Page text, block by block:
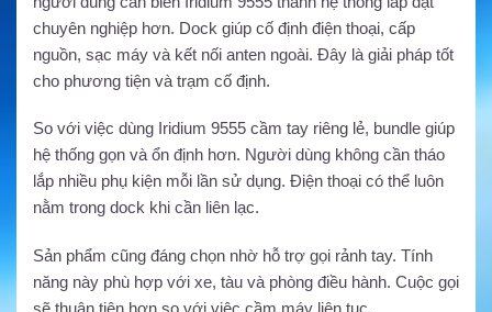
chuyên nghiệp hơn. Dock giúp cố định điện thoại, cấp
nguồn, sạc máy và kết nối anten ngoài. Đây là giải pháp tốt
cho phương tiện và trạm cố định.
So với việc dùng Iridium 9555 cầm tay riêng lẻ, bundle giúp
hệ thống gọn và ổn định hơn. Người dùng không cần tháo
lắp nhiều phụ kiện mỗi lần sử dụng. Điện thoại có thể luôn
nằm trong dock khi cần liên lạc.
Sản phẩm cũng đáng chọn nhờ hỗ trợ gọi rảnh tay. Tính
năng này phù hợp với xe, tàu và phòng điều hành. Cuộc gọi
sẽ thuận tiện hơn so với việc cầm máy liên tục.